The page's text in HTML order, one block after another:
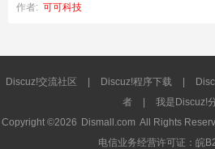
作者: 可可科技
Discuz!交流社区 Discuz!程序下载
者
我是Discuz!
Copyright ©2026 Dismall.com All Rights
电信业务经营许可证：皖